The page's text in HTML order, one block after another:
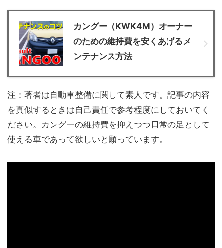
カングー（KWK4M）オーナー
のための維持費を安くあげるメ
ンテナンス方法
注：著者は自動車整備に関して素人です。記事の内容
を真似するときは自己責任で参考程度にしておいてく
ださい。カングーの維持費を抑えつつ日常の足として
使える車であって欲しいと願っています。